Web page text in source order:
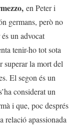
en Peter i
germans, però no
un advocat
tenir-ho tot sota
superar la mort del
El segon és un
considerat un
i que, poc després
relació apassionada